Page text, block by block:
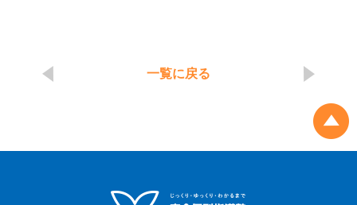
一覧に戻る